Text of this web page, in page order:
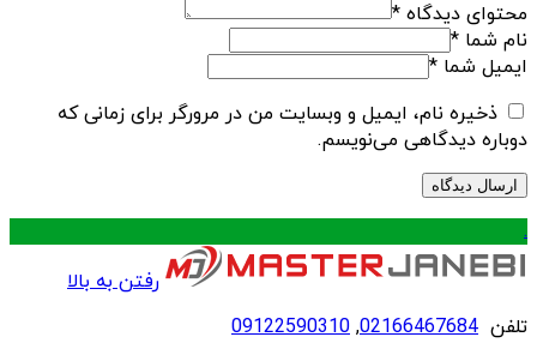
محتوای دیدگاه *
نام شما *
ایمیل شما *
ذخیره نام، ایمیل و وبسایت من در مرورگر برای زمانی که
دوباره دیدگاهی می‌نویسم.
.
رفتن به بالا
تلفن 02166467684
,
09122590310